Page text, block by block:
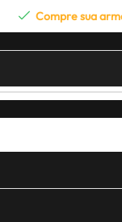
Compre sua